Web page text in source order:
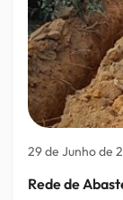
29 de Junho de
Rede de